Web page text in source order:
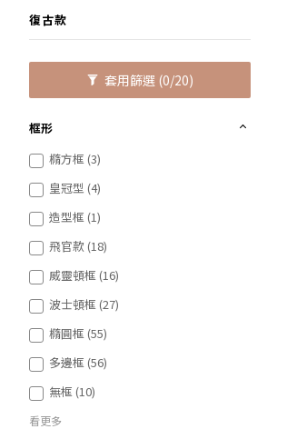
復古款
套用篩選 (0/20)
框形
橢方框 (3)
皇冠型 (4)
造型框 (1)
飛官款 (18)
威靈頓框 (16)
波士頓框 (27)
橢圓框 (55)
多邊框 (56)
無框 (10)
看更多